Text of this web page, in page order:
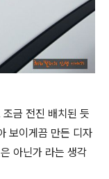
금 전진 배치된 듯
보이게끔 만든 디자
아닌가 라는 생각